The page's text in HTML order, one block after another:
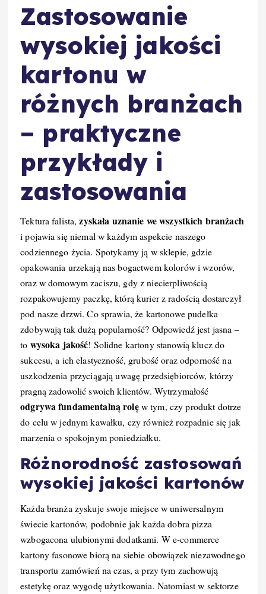
Zastosowanie
wysokiej jakości
kartonu w
różnych branżach
– praktyczne
przykłady i
zastosowania
Tektura falista,zyskała uznanie we wszystkich branżach
i pojawia się niemal w każdym aspekcie naszego
codziennego życia. Spotykamy ją w sklepie, gdzie
opakowania urzekają nas bogactwem kolorów i wzorów,
oraz w domowym zaciszu, gdy z niecierpliwością
rozpakowujemy paczkę, którą kurier z radością dostarczył
pod nasze drzwi. Co sprawia, że kartonowe pudełka
zdobywają tak dużą popularność? Odpowiedź jest jasna –
to wysoka jakość! Solidne kartony stanowią klucz do
sukcesu, a ich elastyczność, grubość oraz odporność na
uszkodzenia przyciągają uwagę przedsiębiorców, którzy
pragną zadowolić swoich klientów. Wytrzymałość
odgrywa fundamentalną rolęw tym, czy produkt dotrze
do celu w jednym kawałku, czy również rozpadnie się jak
marzenia o spokojnym poniedziałku.
Różnorodność zastosowań
wysokiej jakości kartonów
Każda branża zyskuje swoje miejsce w uniwersalnym
świecie kartonów, podobnie jak każda dobra pizza
wzbogacona ulubionymi dodatkami. W e-commerce
kartony fasonowe biorą na siebie obowiązek niezawodnego
transportu zamówień na czas, a przy tym zachowują
estetykę oraz wygodę użytkowania. Natomiast w sektorze